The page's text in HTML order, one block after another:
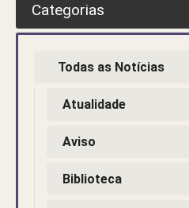
Categorias
Todas as Notícias
Atualidade
Aviso
Biblioteca